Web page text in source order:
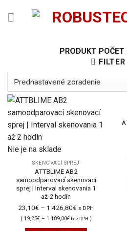
PRODUKT POČET
FILTER
Nie je na sklade
SKENOVACÍ SPREJ
ATTBLIME AB2
samoodparovací skenovací
sprej | Interval skenovania 1
až 2 hodín
23,10€ – 1.426,80€ s DPH
( 19,25€ – 1.189,00€ bez DPH )